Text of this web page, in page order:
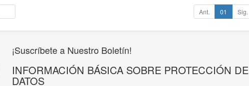
Ant. 01 Sig.
¡Suscríbete a Nuestro Boletín!
INFORMACIÓN BÁSICA SOBRE PROTECCIÓN DE
DATOS